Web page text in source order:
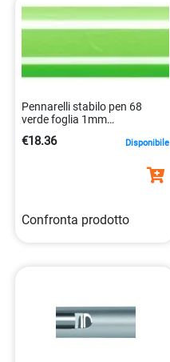
Pennarelli stabilo pen 68
verde foglia 1mm
€18.36 Disponibile
Confronta prodotto